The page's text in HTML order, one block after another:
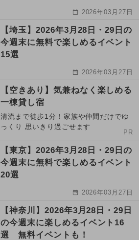
2026年03月27日
【埼玉】2026年3月28日・29日の
今週末に無料で楽しめるイベント
15選
2026年03月27日
【空きあり】気兼ねなく楽しめる
一棟貸し宿
清流まで徒歩1分！家族や仲間だけでゆ
っくり 思いきり過ごせます
PR
【東京】2026年3月28日・29日の
今週末に無料で楽しめるイベント
20選
2026年03月27日
【神奈川】2026年3月28日・29日
の今週末に楽しめるイベント16
選 無料イベントも！